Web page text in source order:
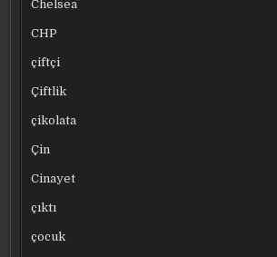
Chelsea
CHP
çiftçi
Çiftlik
çikolata
Çin
Cinayet
çıktı
çocuk